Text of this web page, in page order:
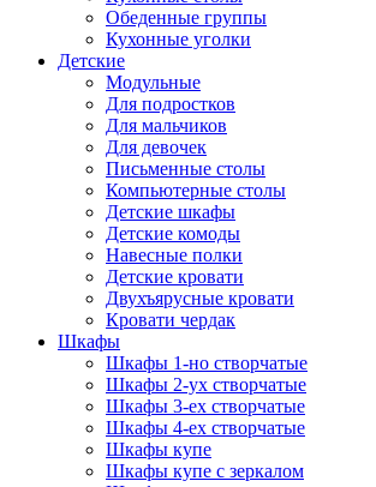
Обеденные группы
Кухонные уголки
Детские
Модульные
Для подростков
Для мальчиков
Для девочек
Письменные столы
Компьютерные столы
Детские шкафы
Детские комоды
Навесные полки
Детские кровати
Двухъярусные кровати
Кровати чердак
Шкафы
Шкафы 1-но створчатые
Шкафы 2-ух створчатые
Шкафы 3-ех створчатые
Шкафы 4-ех створчатые
Шкафы купе
Шкафы купе с зеркалом